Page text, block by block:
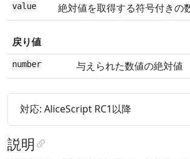
value 絶対値を取得する符号付きの
戻り値
number 与えられた数値の絶対値
対応: AliceScript RC1以降
説明